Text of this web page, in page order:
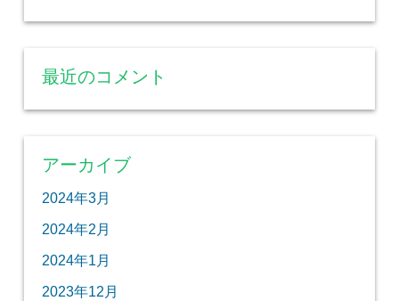
最近のコメント
アーカイブ
2024年3月
2024年2月
2024年1月
2023年12月